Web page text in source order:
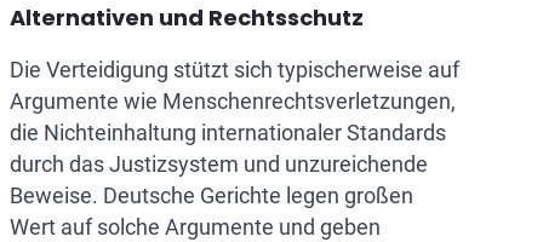
Alternativen und Rechtsschutz
Die Verteidigung stützt sich typischerweise auf
Argumente wie Menschenrechtsverletzungen,
die Nichteinhaltung internationaler Standards
durch das Justizsystem und unzureichende
Beweise. Deutsche Gerichte legen großen
Wert auf solche Argumente und geben